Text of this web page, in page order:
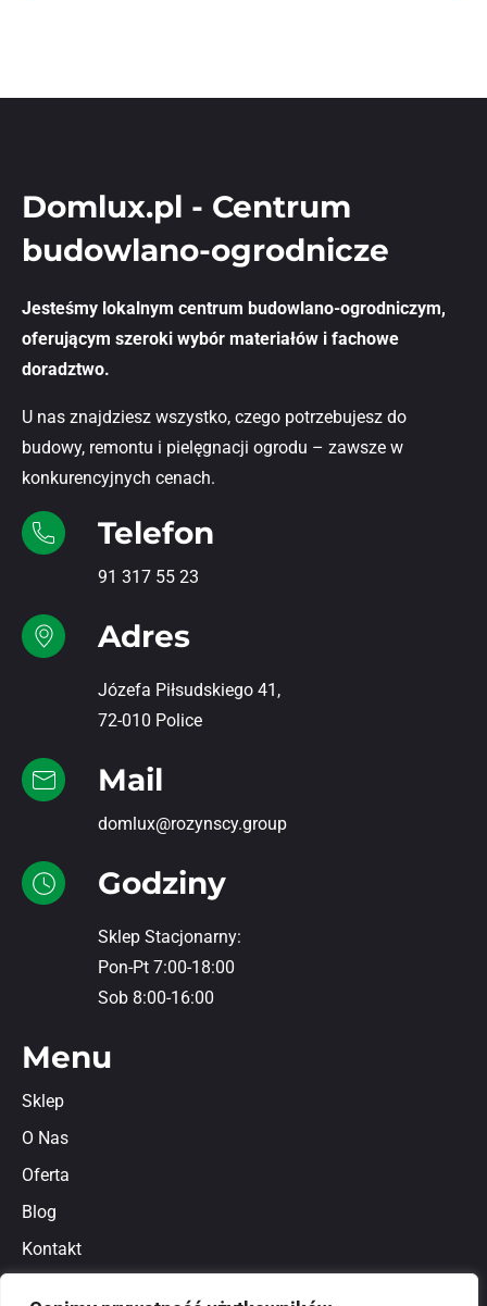
Domlux.pl - Centrum
budowlano-ogrodnicze
Jesteśmy lokalnym centrum budowlano-ogrodniczym,
oferującym szeroki wybór materiałów i fachowe
doradztwo.
U nas znajdziesz wszystko, czego potrzebujesz do
budowy, remontu i pielęgnacji ogrodu – zawsze w
konkurencyjnych cenach.
Telefon
91 317 55 23
Adres
Józefa Piłsudskiego 41,
72-010 Police
Mail
domlux@rozynscy.group
Godziny
Sklep Stacjonarny:
Pon-Pt 7:00-18:00
Sob 8:00-16:00
Menu
Sklep
O Nas
Oferta
Blog
Kontakt